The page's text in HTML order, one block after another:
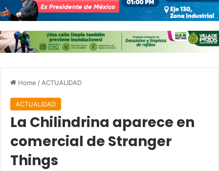
Home / ACTUALIDAD
ACTUALIDAD
La Chilindrina aparece en
comercial de Stranger
Things